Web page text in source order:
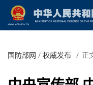
国防部网 / 权威发布 / 正